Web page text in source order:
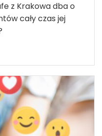
z Krakowa dba o
cały czas jej